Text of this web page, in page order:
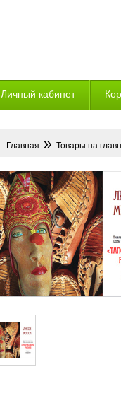
Личный кабинет
Главная » Товары на